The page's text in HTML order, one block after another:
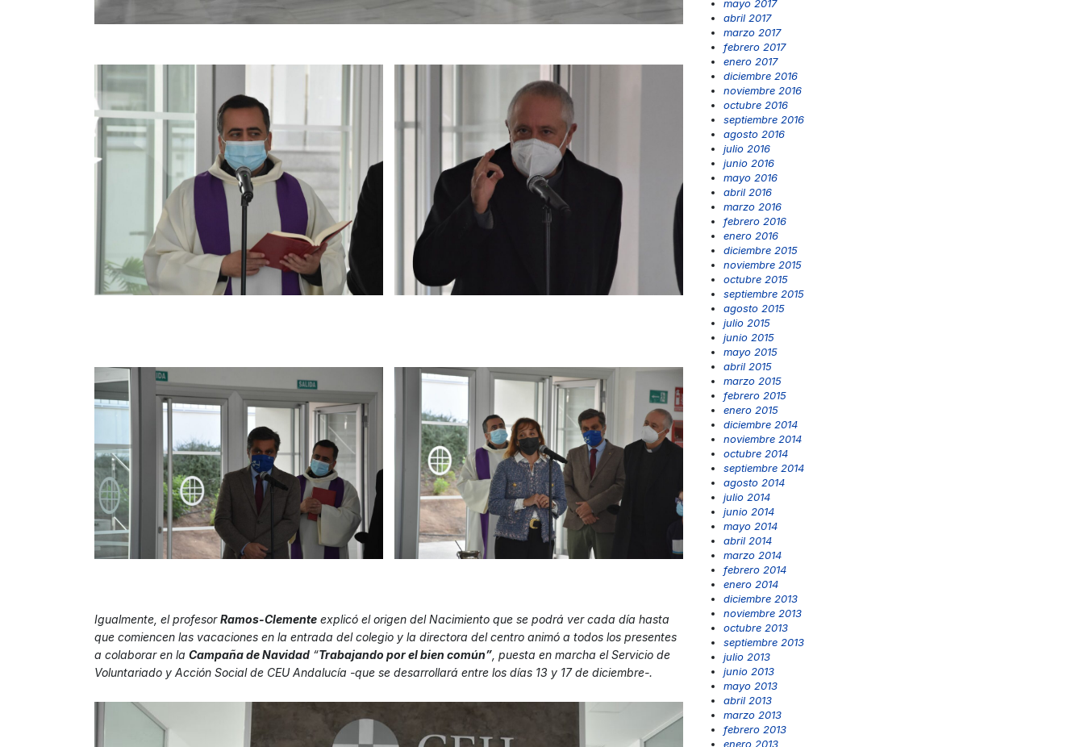
Igualmente, el profesorRamos-Clemente explicó el origen del Nacimiento que se podrá ver cada día hasta
que comiencen las vacaciones en la entrada del colegio y la directora del centro animó a todos los presentes
a colaborar en la Campaña de Navidad “Trabajando por el bien común” , puesta en marcha el Servicio de
Voluntariado y Acción Social de CEU Andalucía -que se desarrollará entre los días 13 y 17 de diciembre-.
mayo 2017
abril 2017
marzo 2017
febrero 2017
enero 2017
diciembre 2016
noviembre 2016
octubre 2016
septiembre 2016
agosto 2016
julio 2016
junio 2016
mayo 2016
abril 2016
marzo 2016
febrero 2016
enero 2016
diciembre 2015
noviembre 2015
octubre 2015
septiembre 2015
agosto 2015
julio 2015
junio 2015
mayo 2015
abril 2015
marzo 2015
febrero 2015
enero 2015
diciembre 2014
noviembre 2014
octubre 2014
septiembre 2014
agosto 2014
julio 2014
junio 2014
mayo 2014
abril 2014
marzo 2014
febrero 2014
enero 2014
diciembre 2013
noviembre 2013
octubre 2013
septiembre 2013
julio 2013
junio 2013
mayo 2013
abril 2013
marzo 2013
febrero 2013
enero 2013